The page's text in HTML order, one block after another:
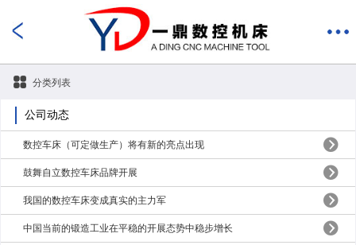
分类列表
公司动态
数控车床（可定做生产）将有新的亮点出现
鼓舞自立数控车床品牌开展
我国的数控车床变成真实的主力军
中国当前的锻造工业在平稳的开展态势中稳步增长